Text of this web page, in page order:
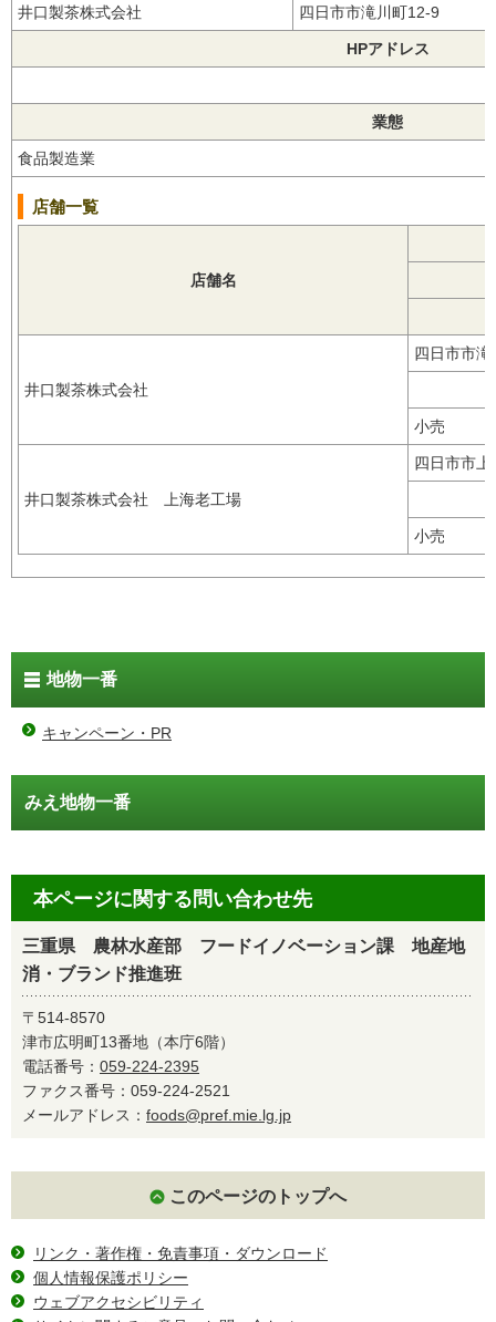
井口製茶株式会社 四日市市滝川町12-9
HPアドレス
業態
食品製造業
店舗一覧
店舗名
井口製茶株式会社
四日市市
小売
井口製茶株式会社 上海老工場
四日市市
小売
地物一番
キャンペーン・PR
みえ地物一番
本ページに関する問い合わせ先
三重県 農林水産部 フードイノベーション課 地産地
消・ブランド推進班
〒514-8570
津市広明町13番地（本庁6階）
電話番号： 059-224-2395
ファクス番号：059-224-2521
メールアドレス： foods@pref.mie.lg.jp
このページのトップへ
リンク・著作権・免責事項・ダウンロード
個人情報保護ポリシー
ウェブアクセシビリティ